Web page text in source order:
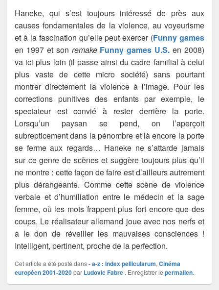
Haneke, qui s’est toujours intéressé de près aux
causes fondamentales de la violence, au voyeurisme
et à la fascination qu’elle peut exercer (Funny games
en 1997 et son remake Funny games U.S. en 2008)
va ici plus loin (il passe ainsi du cadre familial à celui
plus vaste de cette micro société) sans pourtant
montrer directement la violence à l’image. Pour les
corrections punitives des enfants par exemple, le
spectateur est convié à rester derrière la porte.
Lorsqu’un paysan se pend, on l’aperçoit
subrepticement dans la pénombre et là encore la porte
se ferme aux regards… Haneke ne s’attarde jamais
sur ce genre de scènes et suggère toujours plus qu’il
ne montre : cette façon de faire est d’ailleurs autrement
plus dérangeante. Comme cette scène de violence
verbale et d’humiliation entre le médecin et la sage
femme, où les mots frappent plus fort encore que des
coups. Le réalisateur allemand joue avec nos nerfs et
a le don de réveiller les mauvaises consciences !
Intelligent, pertinent, proche de la perfection.
Cet article a été posté dans- a-z : Index pellicularum,Cinéma
européen 2001-2020par Ludovic Fabre . Enregistrer le permalien.